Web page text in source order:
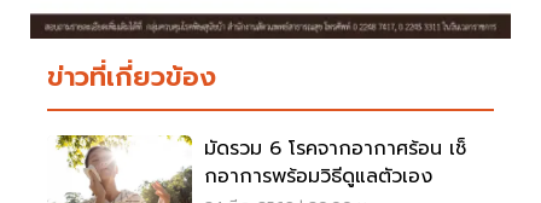
ข่าวที่เกี่ยวข้อง
มัดรวม 6 โรคจากอากาศร้อน เช็
กอาการพร้อมวิธีดูแลตัวเอง